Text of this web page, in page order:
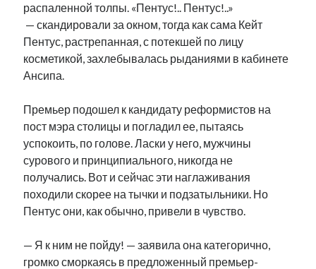
распаленной толпы. «Пентус!.. Пентус!..»
— скандировали за окном, тогда как сама Кейт
Пентус, растрепанная, с потекшей по лицу
косметикой, захлебывалась рыданиями в кабинете
Ансипа.
Премьер подошел к кандидату реформистов на
пост мэра столицы и погладил ее, пытаясь
успокоить, по голове. Ласки у него, мужчины
сурового и принципиального, никогда не
получались. Вот и сейчас эти наглаживания
походили скорее на тычки и подзатыльники. Но
Пентус они, как обычно, привели в чувство.
— Я к ним не пойду! — заявила она категорично,
громко сморкаясь в предложенный премьер-